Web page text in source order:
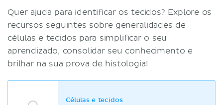
Quer ajuda para identificar os tecidos? Explore os
recursos seguintes sobre generalidades de
células e tecidos para simplificar o seu
aprendizado, consolidar seu conhecimento e
brilhar na sua prova de histologia!
Células e tecidos